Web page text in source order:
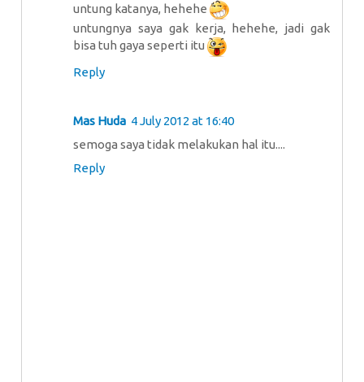
untung katanya, hehehe
untungnya saya gak kerja, hehehe, jadi gak
bisa tuh gaya seperti itu
Reply
Mas Huda 4 July 2012 at 16:40
semoga saya tidak melakukan hal itu....
Reply